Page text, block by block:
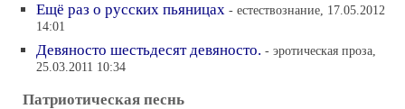
Ещё раз о русских пьяницах - естествознание, 17.05.2012
14:01
Девяносто шестьдесят девяносто. - эротическая проза,
25.03.2011 10:34
Патриотическая песнь